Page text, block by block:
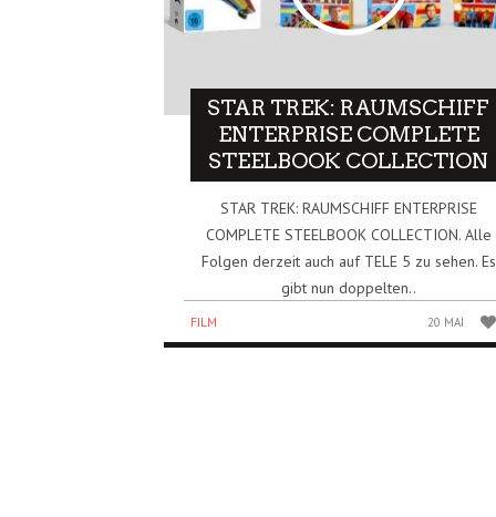
STAR TREK: RAUMSCHIFF
ENTERPRISE COMPLETE
STEELBOOK COLLECTION
STAR TREK: RAUMSCHIFF ENTERPRISE
COMPLETE STEELBOOK COLLECTION. Alle
Folgen derzeit auch auf TELE 5 zu sehen. Es
gibt nun doppelten..
FILM 20 MAI